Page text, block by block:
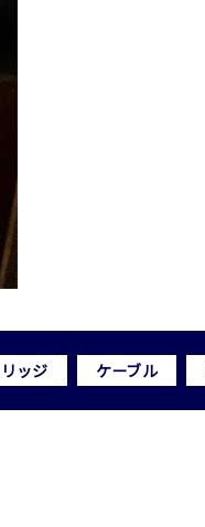
ッジ ケーブル